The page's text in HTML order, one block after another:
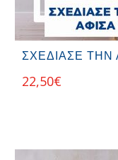
ΣΧΕΔΙΑΣΕ ΤΗΝ
22,50€